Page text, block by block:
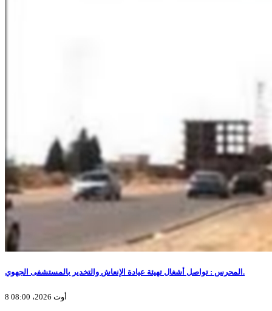
المحرس : تواصل أشغال تهيئة عيادة الإنعاش والتخدير بالمستشفى الجهوي.
8 أوت 2026، 08:00